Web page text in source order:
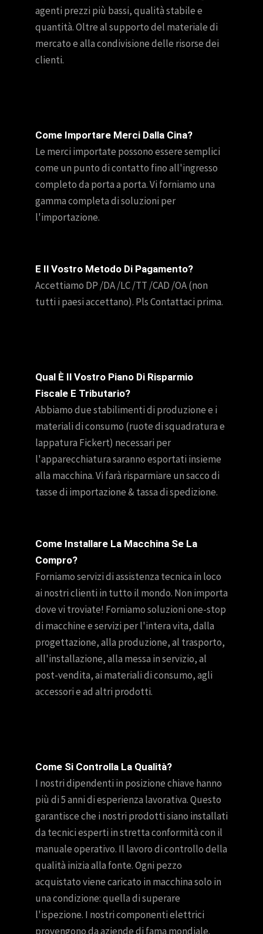
agenti prezzi più bassi, qualità stabile e
quantità. Oltre al supporto del materiale di
mercato e alla condivisione delle risorse dei
clienti.
Come Importare Merci Dalla Cina?
Le merci importate possono essere semplici
come un punto di contatto fino all'ingresso
completo da porta a porta. Vi forniamo una
gamma completa di soluzioni per
l'importazione.
E Il Vostro Metodo Di Pagamento?
Accettiamo DP /DA /LC /TT /CAD /OA (non
tutti i paesi accettano). Pls Contattaci prima.
Qual È Il Vostro Piano Di Risparmio
Fiscale E Tributario?
Abbiamo due stabilimenti di produzione e i
materiali di consumo (ruote di squadratura e
lappatura Fickert) necessari per
l'apparecchiatura saranno esportati insieme
alla macchina. Vi farà risparmiare un sacco di
tasse di importazione & tassa di spedizione.
Come Installare La Macchina Se La
Compro?
Forniamo servizi di assistenza tecnica in loco
ai nostri clienti in tutto il mondo. Non importa
dove vi troviate! Forniamo soluzioni one-stop
di macchine e servizi per l'intera vita, dalla
progettazione, alla produzione, al trasporto,
all'installazione, alla messa in servizio, al
post-vendita, ai materiali di consumo, agli
accessori e ad altri prodotti.
Come Si Controlla La Qualità?
I nostri dipendenti in posizione chiave hanno
più di 5 anni di esperienza lavorativa. Questo
garantisce che i nostri prodotti siano installati
da tecnici esperti in stretta conformità con il
manuale operativo. Il lavoro di controllo della
qualità inizia alla fonte. Ogni pezzo
acquistato viene caricato in macchina solo in
una condizione: quella di superare
l'ispezione. I nostri componenti elettrici
provengono da aziende di fama mondiale.